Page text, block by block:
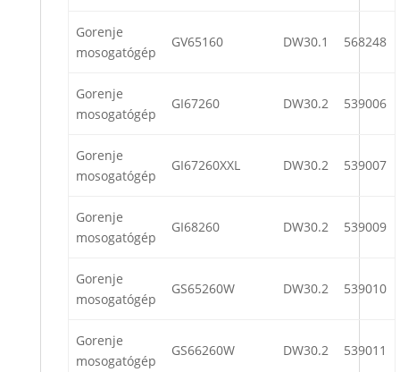
Gorenje
mosogatógép
GV65160 DW30.1 568248
Gorenje
mosogatógép
GI67260 DW30.2 539006
Gorenje
mosogatógép
GI67260XXL DW30.2 539007
Gorenje
mosogatógép
GI68260 DW30.2 539009
Gorenje
mosogatógép
GS65260W DW30.2 539010
Gorenje
mosogatógép
GS66260W DW30.2 539011